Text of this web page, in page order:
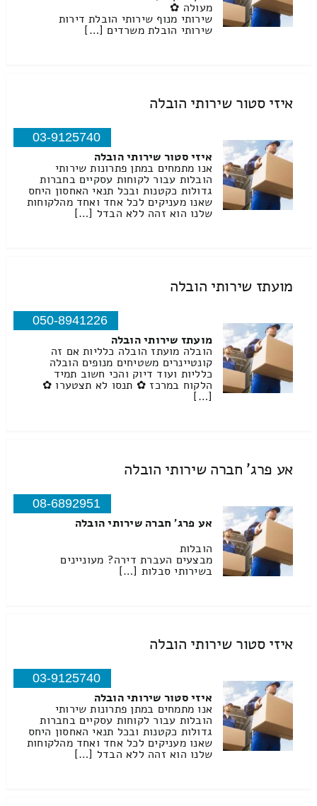
מעולה ✿
שירותי מנוף שירותי הובלת דירות
שירותי הובלת משרדים […]
איזי סטור שירותי הובלה
03-9125740
איזי סטור שירותי הובלה
אנו מתמחים במתן פתרונות שירותי
הובלות עבור לקוחות עסקיים בחברות
גדולות כקטנות ובכל תנאי האחסון היחס
שאנו מעניקים לכל אחד ואחד מהלקוחות
שלנו הוא זהה ללא הבדל […]
מועתז שירותי הובלה
050-8941226
מועתז שירותי הובלה
הובלה מועתז הובלה כלליות אם זה
קונטיינרים משטיחים מנופים הובלה
כלליות ועוד דיוק והכי חשוב תמיד
הלקוח במרכז ✿ תנסו לא תצטערו ✿
[…]
אע פרג' חברה שירותי הובלה
08-6892951
אע פרג' חברה שירותי הובלה
הובלות
מבצעים העברת דירה? מעוניינים
בשירותי סבלות […]
איזי סטור שירותי הובלה
03-9125740
איזי סטור שירותי הובלה
אנו מתמחים במתן פתרונות שירותי
הובלות עבור לקוחות עסקיים בחברות
גדולות כקטנות ובכל תנאי האחסון היחס
שאנו מעניקים לכל אחד ואחד מהלקוחות
שלנו הוא זהה ללא הבדל […]